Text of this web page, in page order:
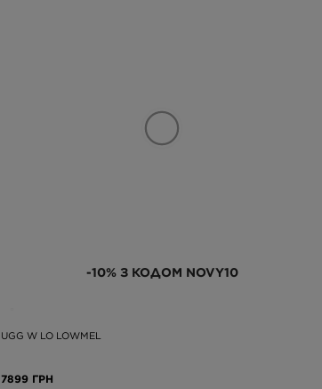
-10% З КОДОМ NOVY10
UGG W LO LOWMEL
7899 ГРН